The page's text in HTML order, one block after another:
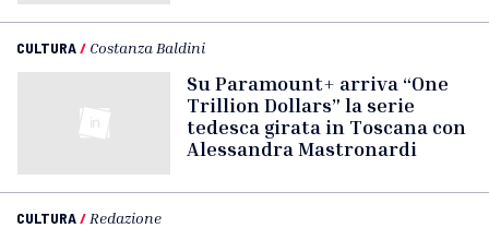
CULTURA/ Costanza Baldini
Su Paramount+ arriva “One
Trillion Dollars” la serie
tedesca girata in Toscana con
Alessandra Mastronardi
CULTURA/ Redazione